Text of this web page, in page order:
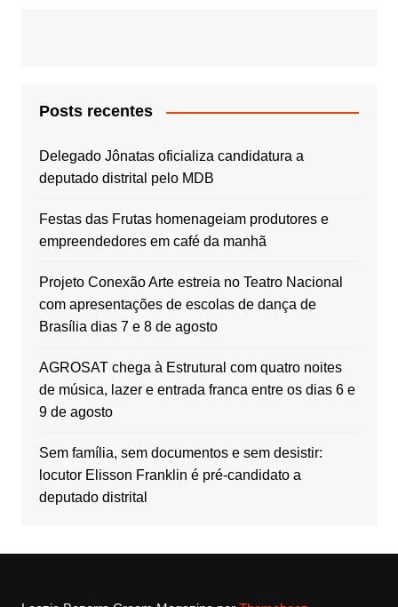
Posts recentes
Delegado Jônatas oficializa candidatura a
deputado distrital pelo MDB
Festas das Frutas homenageiam produtores e
empreendedores em café da manhã
Projeto Conexão Arte estreia no Teatro Nacional
com apresentações de escolas de dança de
Brasília dias 7 e 8 de agosto
AGROSAT chega à Estrutural com quatro noites
de música, lazer e entrada franca entre os dias 6 e
9 de agosto
Sem família, sem documentos e sem desistir:
locutor Elisson Franklin é pré-candidato a
deputado distrital